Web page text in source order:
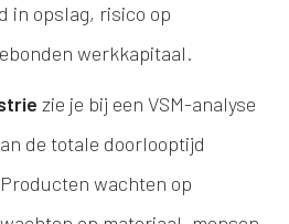
in opslag, risico op
werkkapitaal.
zie je bij een VSM-analyse
de totale doorlooptijd
wachten op